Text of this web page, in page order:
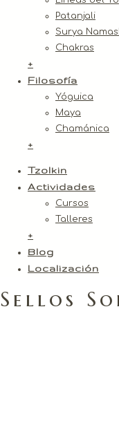
Patanjali
Surya
Chakras
+
Filosofía
Yóguica
Maya
Chamánica
+
Tzolkin
Actividades
Cursos
Talleres
+
Blog
Localización
Sellos